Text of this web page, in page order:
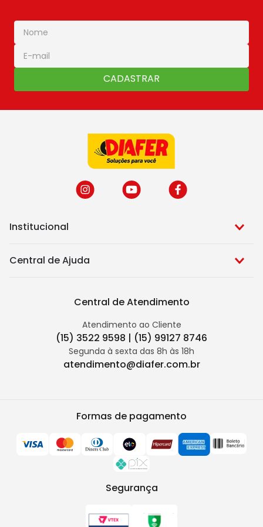
CADASTRAR
Institucional
Central de Ajuda
Central de Atendimento
Atendimento ao Cliente
(15) 3522 9598 | (15) 99127 8746
Segunda à sexta das 8h às 18h
atendimento@diafer.com.br
Formas de pagamento
Segurança